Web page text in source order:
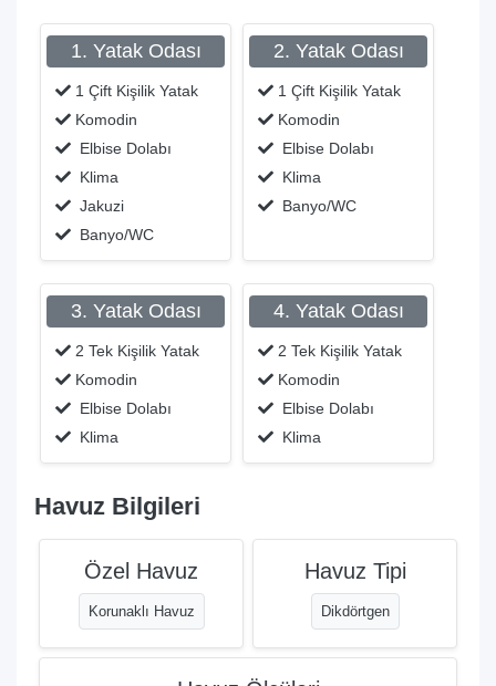
1. Yatak Odası
1 Çift Kişilik Yatak
Komodin
Elbise Dolabı
Klima
Jakuzi
Banyo/WC
2. Yatak Odası
1 Çift Kişilik Yatak
Komodin
Elbise Dolabı
Klima
Banyo/WC
3. Yatak Odası
2 Tek Kişilik Yatak
Komodin
Elbise Dolabı
Klima
4. Yatak Odası
2 Tek Kişilik Yatak
Komodin
Elbise Dolabı
Klima
Havuz Bilgileri
Özel Havuz
Korunaklı Havuz
Havuz Tipi
Dikdörtgen